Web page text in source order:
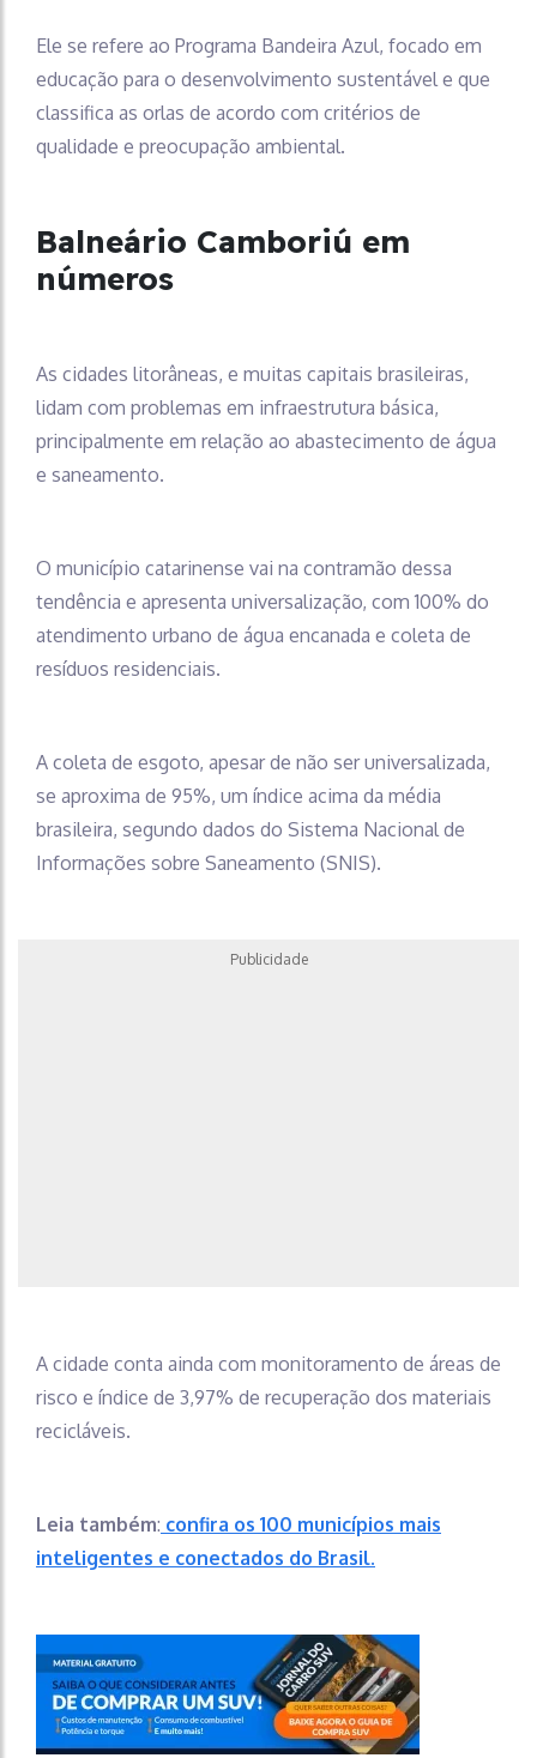
Ele se refere ao Programa Bandeira Azul, focado em
educação para o desenvolvimento sustentável e que
classifica as orlas de acordo com critérios de
qualidade e preocupação ambiental.
Balneário Camboriú em
números
As cidades litorâneas, e muitas capitais brasileiras,
lidam com problemas em infraestrutura básica,
principalmente em relação ao abastecimento de água
e saneamento.
O município catarinense vai na contramão dessa
tendência e apresenta universalização, com 100% do
atendimento urbano de água encanada e coleta de
resíduos residenciais.
A coleta de esgoto, apesar de não ser universalizada,
se aproxima de 95%, um índice acima da média
brasileira, segundo dados do Sistema Nacional de
Informações sobre Saneamento (SNIS).
Publicidade
A cidade conta ainda com monitoramento de áreas de
risco e índice de 3,97% de recuperação dos materiais
recicláveis.
Leia também: confira os 100 municípios mais
inteligentes e conectados do Brasil.